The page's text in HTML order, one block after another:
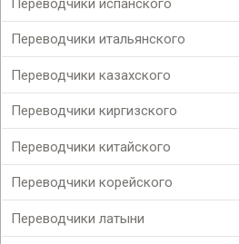
Переводчики испанского
Переводчики итальянского
Переводчики казахского
Переводчики киргизского
Переводчики китайского
Переводчики корейского
Переводчики латыни